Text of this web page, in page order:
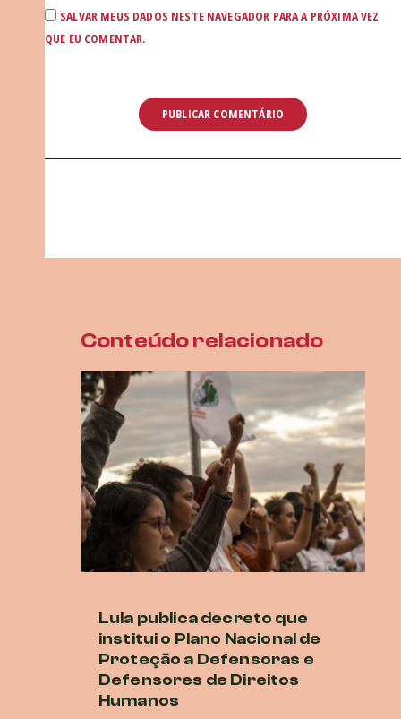
SALVAR MEUS DADOS NESTE NAVEGADOR PARA A PRÓXIMA VEZ
QUE EU COMENTAR.
Conteúdo relacionado
Lula publica decreto que
institui o Plano Nacional de
Proteção a Defensoras e
Defensores de Direitos
Humanos